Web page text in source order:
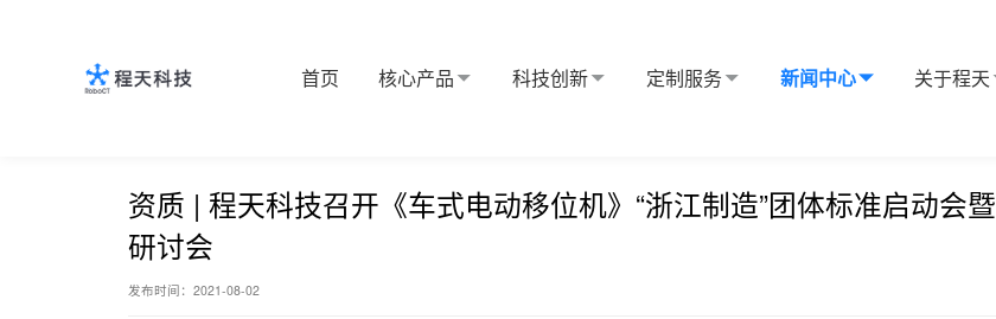
首页 核心产品 科技创新 定制服务 新闻中心
关于程天
资质 | 程天科技召开《车式电动移位机》“浙江制造”团体标准启动会暨
研讨会
发布时间：2021-08-02